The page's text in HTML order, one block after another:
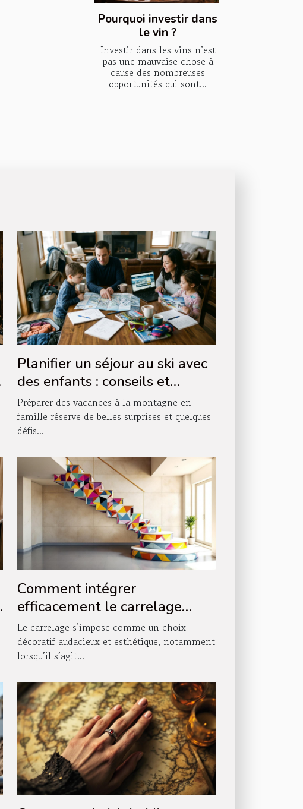
Pourquoi investir dans
le vin ?
Investir dans les vins n’est
pas une mauvaise chose à
cause des nombreuses
opportunités qui sont...
Planifier un séjour au ski avec
des enfants : conseils et
astuces
Préparer des vacances à la montagne en
famille réserve de belles surprises et quelques
défis...
Comment intégrer
efficacement le carrelage
dans votre décoration
d'escalier ?
Le carrelage s’impose comme un choix
décoratif audacieux et esthétique, notamment
lorsqu’il s’agit...